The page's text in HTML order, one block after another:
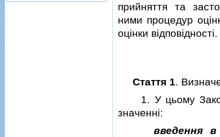
прийняття та
ними процедур
оцiнки вiдповiдностi.
Стаття 1.
1. У цьому
значеннi:
введення